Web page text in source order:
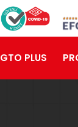
GTO PLUS